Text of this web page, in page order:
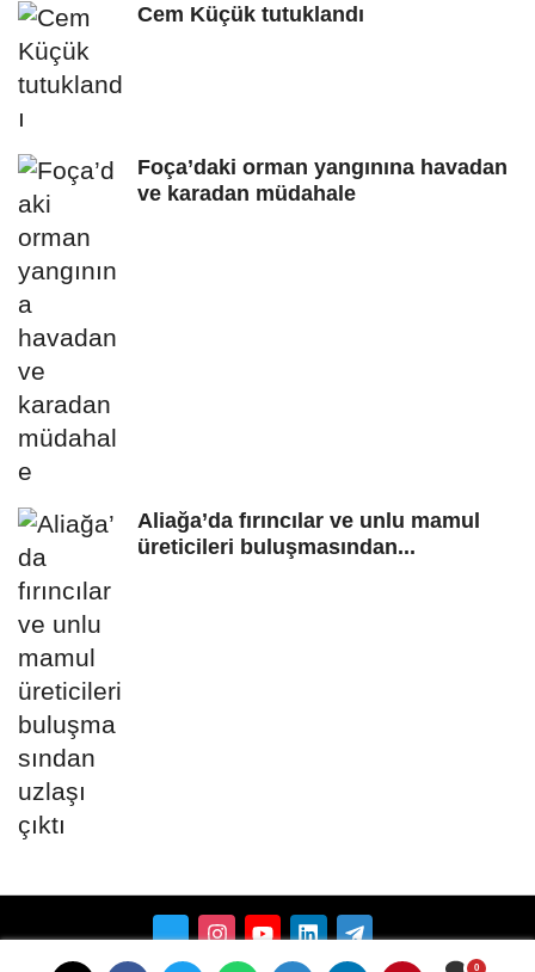
Cem Küçük tutuklandı
Foça’daki orman yangınına havadan
ve karadan müdahale
Aliağa’da fırıncılar ve unlu mamul
üreticileri buluşmasından...